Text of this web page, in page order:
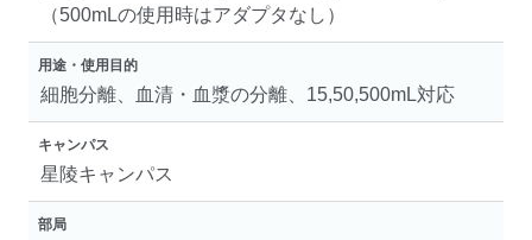
（500mLの使用時はアダプタなし）
用途・使用目的
細胞分離、血清・血漿の分離、15,50,500mL対応
キャンパス
星陵キャンパス
部局